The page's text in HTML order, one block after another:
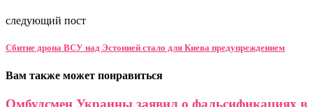
следующий пост
Сбитие дрона ВСУ над Эстонией стало для Киева предупреждением
Вам также может понравиться
Омбудсмен Украины заявил о фальсификациях в